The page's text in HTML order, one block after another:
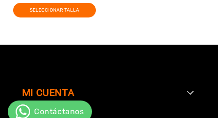
habitual
de
oferta
SELECCIONAR TALLA
MI CUENTA